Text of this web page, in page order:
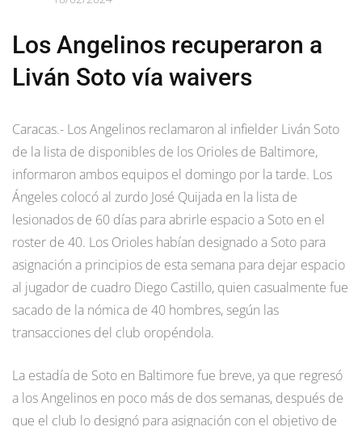
Los Angelinos recuperaron a
Liván Soto vía waivers
Caracas.- Los Angelinos reclamaron al infielder Liván Soto
de la lista de disponibles de los Orioles de Baltimore,
informaron ambos equipos el domingo por la tarde. Los
Ángeles colocó al zurdo José Quijada en la lista de
lesionados de 60 días para abrirle espacio a Soto en el
roster de 40. Los Orioles habían designado a Soto para
asignación a principios de esta semana para dejar espacio
al jugador de cuadro Diego Castillo, quien casualmente fue
sacado de la nómica de 40 hombres, según las
transacciones del club oropéndola.
La estadía de Soto en Baltimore fue breve, ya que regresó
a los Angelinos en poco más de dos semanas, después de
que el club lo designó para asignación con el objetivo de